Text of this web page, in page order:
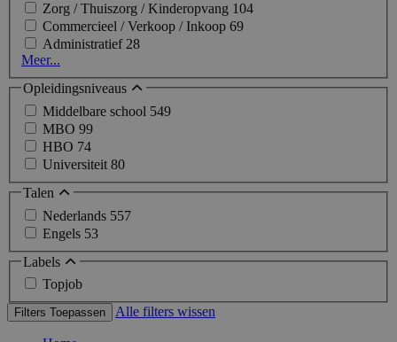
Zorg / Thuiszorg / Kinderopvang 104
Commercieel / Verkoop / Inkoop 69
Administratief28
Meer...
Opleidingsniveaus
Middelbare school 549
MBO 99
HBO 74
Universiteit 80
Talen
Nederlands 557
Engels 53
Labels
Topjob
Filters Toepassen Alle filters wissen